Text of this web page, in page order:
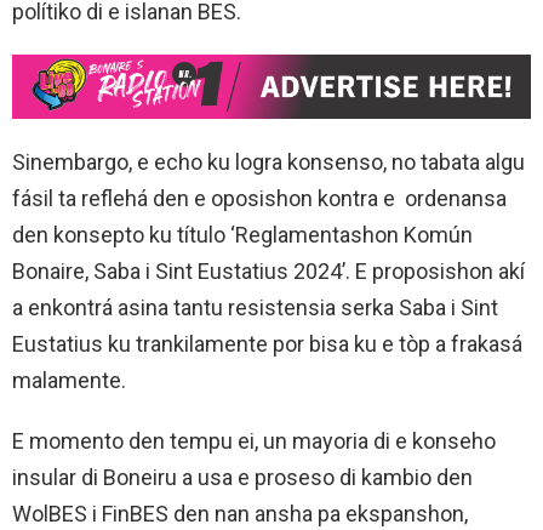
polítiko di e islanan BES.
Sinembargo, e echo ku logra konsenso, no tabata algu
fásil ta reflehá den e oposishon kontra e ordenansa
den konsepto ku título ‘Reglamentashon Komún
Bonaire, Saba i Sint Eustatius 2024’. E proposishon akí
a enkontrá asina tantu resistensia serka Saba i Sint
Eustatius ku trankilamente por bisa ku e tòp a frakasá
malamente.
E momento den tempu ei, un mayoria di e konseho
insular di Boneiru a usa e proseso di kambio den
WolBES i FinBES den nan ansha pa ekspanshon,